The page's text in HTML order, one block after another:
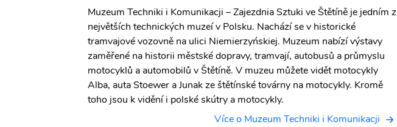
Muzeum Techniki i Komunikacji – Zajezdnia Sztuki ve Štětíně je jedním z
největších technických muzeí v Polsku. Nachází se v historické
tramvajové vozovně na ulici Niemierzyńskiej. Muzeum nabízí výstavy
zaměřené na historii městské dopravy, tramvají, autobusů a průmyslu
motocyklů a automobilů v Štětíně. V muzeu můžete vidět motocykly
Alba, auta Stoewer a Junak ze štětínské továrny na motocykly. Kromě
toho jsou k vidění i polské skútry a motocykly.
Více o Muzeum Techniki i Komunikacji